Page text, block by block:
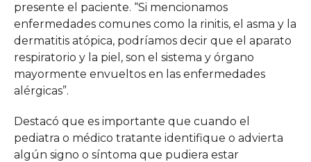
presente el paciente. “Si mencionamos
enfermedades comunes como la rinitis, el asma y la
dermatitis atópica, podríamos decir que el aparato
respiratorio y la piel, son el sistema y órgano
mayormente envueltos en las enfermedades
alérgicas”.
Destacó que es importante que cuando el
pediatra o médico tratante identifique o advierta
algún signo o síntoma que pudiera estar